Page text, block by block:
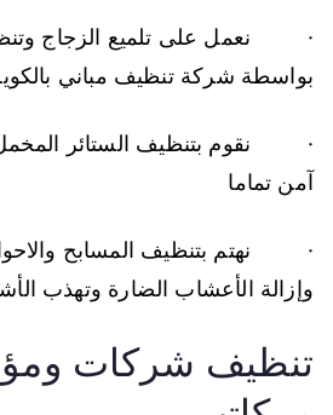
· نعمل على تلميع الزجاج
بواسطة شركة تنظيف مباني
· نقوم بتنظيف الستائر
آمن تماما
· نهتم بتنظيف المسابح
وإزالة الأعشاب الضارة وتهذب
تنظيف شركات